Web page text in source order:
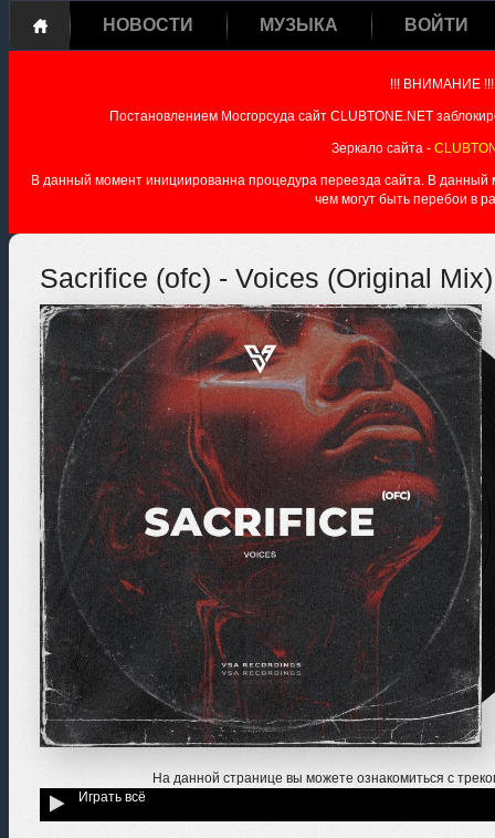
НОВОСТИ МУЗЫКА ВОЙТИ
!!! ВНИМАНИЕ !!!
Постановлением Мосгорсуда сайт CLUBTONE.NET
Зеркало сайта -
В данный момент инициированна процедура переезда сайта. В данный
чем могут быть перебои в
Sacrifice (ofc) - Voices (Original Mix)
На данной странице вы можете ознакомиться с
Играть всё